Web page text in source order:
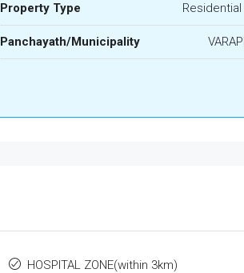
Property Type Residential
Panchayath/Municipality
HOSPITAL ZONE(within 3km)